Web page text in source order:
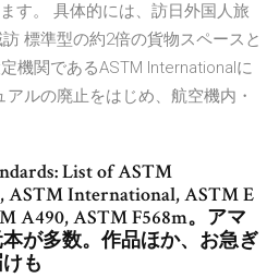
す。 具体的には、訪日外国人旅
標準型の約2倍の貨物スペースと
機関であるASTM Internationalに
ルの廃止をはじめ、航空機内・
List of ASTM
ASTM International, ASTM E
A490, ASTM F568m。アマ
が多数。作品ほか、お急ぎ
も